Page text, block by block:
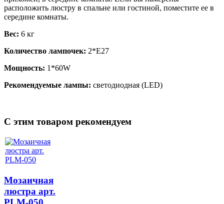
расположить люстру в спальне или гостиной, поместите ее в
середине комнаты.
Вес: 6 кг
Количество лампочек: 2*Е27
Мощность: 1*60W
Рекомендуемые лампы: светодиодная (LED)
C этим товаром рекомендуем
Мозаичная
люстра арт.